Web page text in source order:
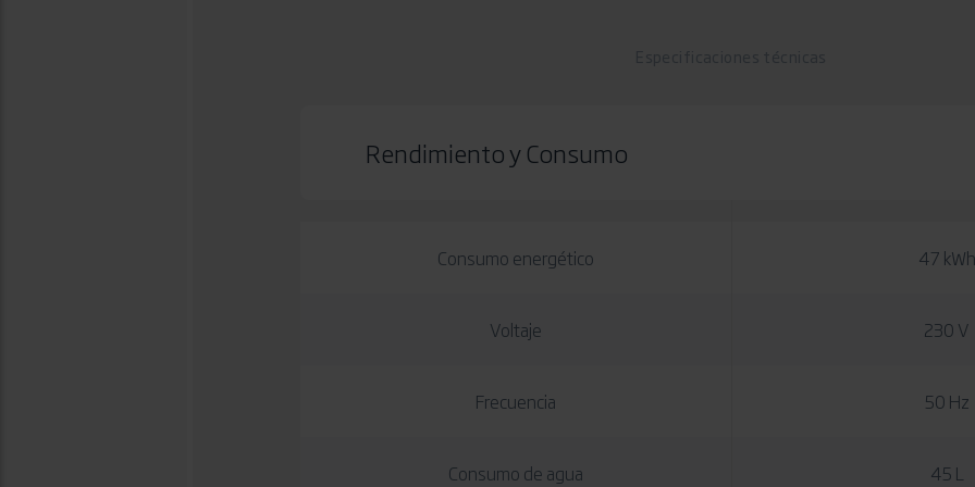
Rendimiento y Consumo
Consumo energético 47 kWh
Voltaje 230 V
Frecuencia 50 Hz
Consumo de agua 45 L